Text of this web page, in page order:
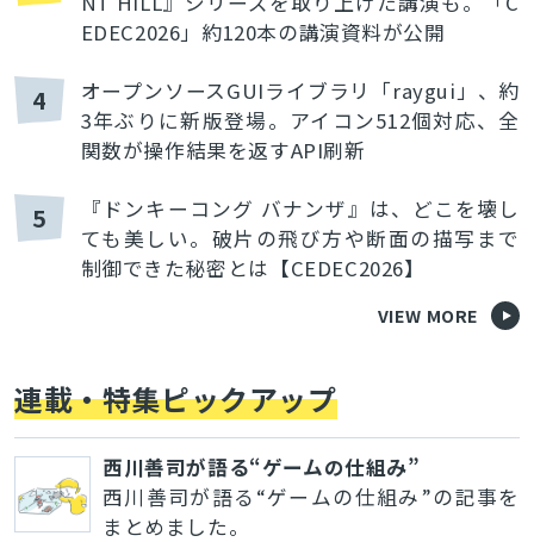
EDEC2026」約120本の講演資料が公開
4
オープンソースGUIライブラリ「raygui」、約
3年ぶりに新版登場。アイコン512個対応、全
関数が操作結果を返すAPI刷新
5
『ドンキーコング バナンザ』は、どこを壊し
ても美しい。破片の飛び方や断面の描写まで
制御できた秘密とは【CEDEC2026】
VIEW MORE
連載・特集ピックアップ
西川善司が語る“ゲームの仕組み”
西川善司が語る“ゲームの仕組み”の記事を
まとめました。